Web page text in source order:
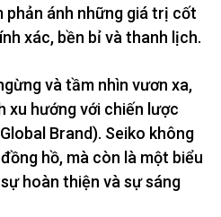
phản ánh những giá trị cốt
xác, bền bỉ và thanh lịch.
và tầm nhìn vươn xa,
xu hướng với chiến lược
Brand). Seiko không
hồ, mà còn là một biểu
hoàn thiện và sự sáng